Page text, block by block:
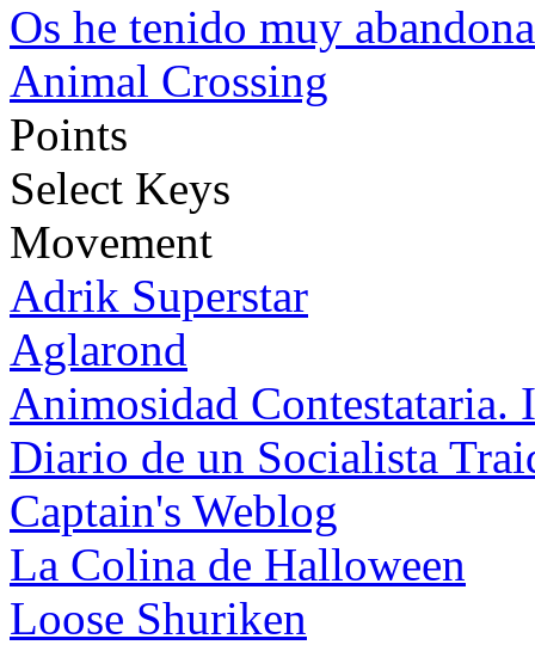
Os he tenido muy
Animal Crossing
Points
Select Keys
Movement
Adrik Superstar
Aglarond
Animosidad Contestataria.
Diario de un Socialista
Captain's Weblog
La Colina de Halloween
Loose Shuriken